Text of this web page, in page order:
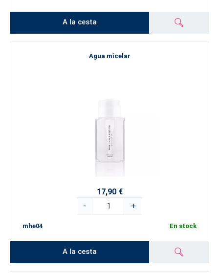
A la cesta
Agua micelar
17,90 €
-
+
mhe04 En stock
A la cesta